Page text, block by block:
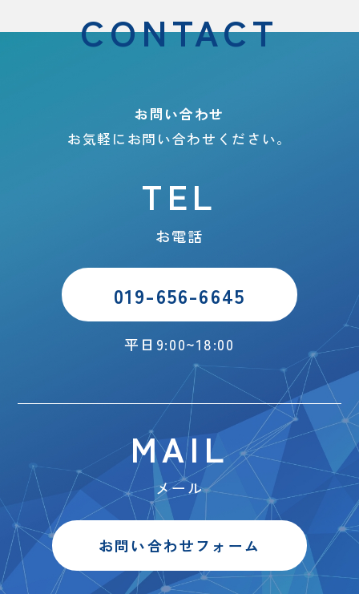
CONTACT
お問い合わせ
お気軽にお問い合わせください。
TEL
お電話
019-656-6645
平日9:00~18:00
MAIL
メール
お問い合わせフォーム